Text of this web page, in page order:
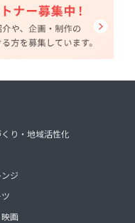
り・地域活性化
ジ
画